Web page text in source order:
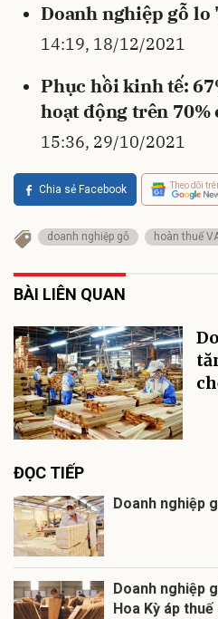
Doanh nghiệp gỗ lo
14:19, 18/12/2021
Phục hồi kinh tế:
hoạt động trên 70%
15:36, 29/10/2021
Chia sẻ Facebook Theo dõi
doanh nghiệp gỗ hoàn thuế
BÀI LIÊN QUAN
ĐỌC TIẾP
Doanh nghiệp
Doanh nghiệp
Hoa Kỳ áp